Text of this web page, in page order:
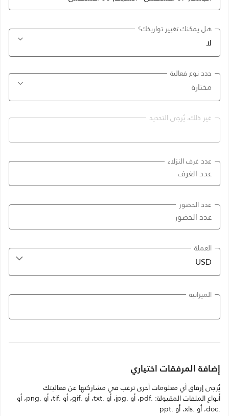
هل يمكنك تغيير تواريخك؟
حدد نوع فعالية
غير ذلك، يُرجى التحديد
عدد غرف النزلاء
عدد الحضور
العملة
الميزانية
إضافة المرفقات اختياري
يُرجى إرفاق أي معلومات أخرى ترغب في مشاركتها عن فعاليتك
أنواع الملفات المقبولة: .pdf، أو .jpg، أو .txt، أو .gif، أو .tif، أو .png، أو
.doc، أو .xls، أو .ppt